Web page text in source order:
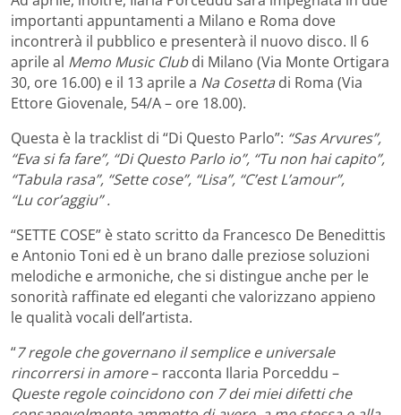
importanti appuntamenti a Milano e Roma dove
incontrerà il pubblico e presenterà il nuovo disco. Il 6
aprile al Memo Music Clubdi Milano (Via Monte Ortigara
30, ore 16.00) e il 13 aprile a Na Cosetta di Roma (Via
Ettore Giovenale, 54/A – ore 18.00).
Questa è la tracklist di “Di Questo Parlo”: “Sas Arvures”,
“Eva si fa fare”, “Di Questo Parlo io”, “Tu non hai capito”,
“Tabula rasa”, “Sette cose”, “Lisa”, “C’est L’amour”,
“Lucor’aggiu” .
“SETTE COSE” è stato scritto da Francesco De Benedittis
e Antonio Toni ed è un brano dalle preziose soluzioni
melodiche e armoniche, che si distingue anche per le
sonorità raffinate ed eleganti che valorizzano appieno
le qualità vocali dell’artista.
“7 regole che governano il semplice e universale
rincorrersi in amore– racconta Ilaria Porceddu –
Queste regole coincidono con 7 dei miei difetti che